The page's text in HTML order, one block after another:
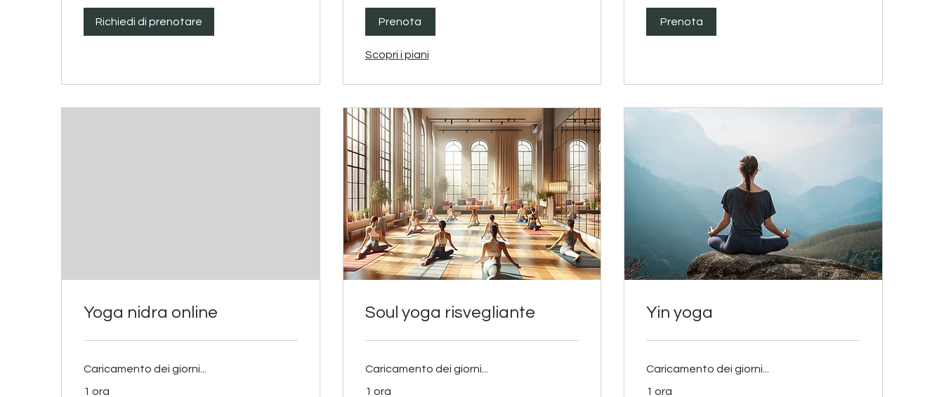
Richiedi di prenotare Prenota
Scopri i piani
Prenota
Yoga nidra online
Caricamento dei giorni...
1 ora
Soul yoga risvegliante
Caricamento dei giorni...
1 ora
Yin yoga
Caricamento dei giorni...
1 ora